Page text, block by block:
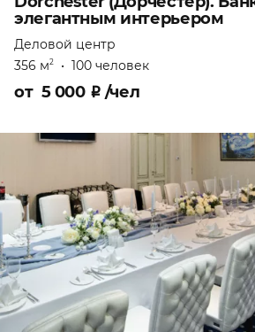
элегантным интерьером
Деловой центр
356 м2 • 100 человек
от 5 000 ₽ /чел